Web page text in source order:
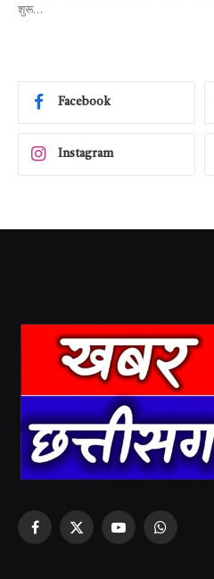
शुरू…
Facebook
Instagram
Facebook
X
YouTubeWhatsApp